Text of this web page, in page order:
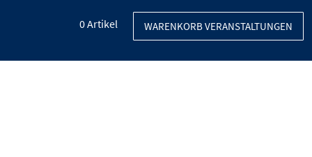
0Artikel WARENKORB VERANSTALTUNGEN